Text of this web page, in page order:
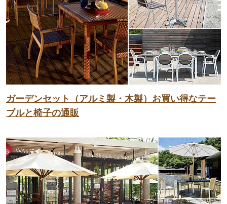
ガーデンセット（アルミ製・木製）お買い得なテー
ブルと椅子の通販